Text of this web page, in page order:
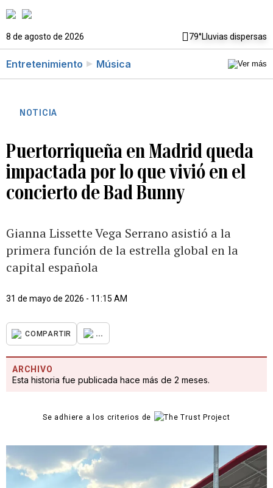
8 de agosto de 2026 79°Lluvias dispersas
Entretenimiento Música
NOTICIA
Puertorriqueña en Madrid queda
impactada por lo que vivió en el
concierto de Bad Bunny
Gianna Lissette Vega Serrano asistió a la
primera función de la estrella global en la
capital española
31 de mayo de 2026 - 11:15 AM
COMPARTIR ...
ARCHIVO
Esta historia fue publicada hace más de 2 meses.
Se adhiere a los criterios de